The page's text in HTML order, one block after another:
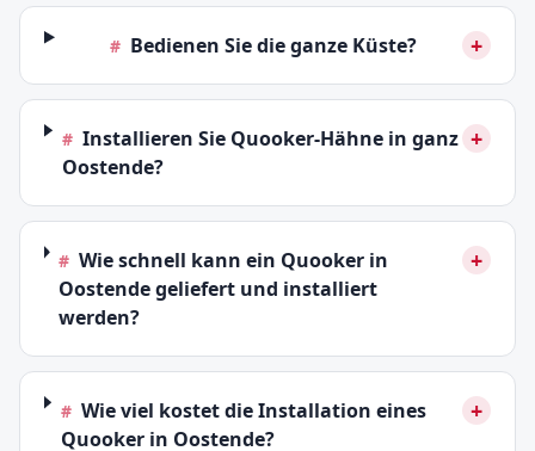
# Bedienen Sie die ganze Küste? +
# Installieren Sie Quooker-Hähne in ganz
Oostende?
+
# Wie schnell kann ein Quooker in
Oostende geliefert und installiert
werden?
+
# Wie viel kostet die Installation eines
Quooker in Oostende?
+